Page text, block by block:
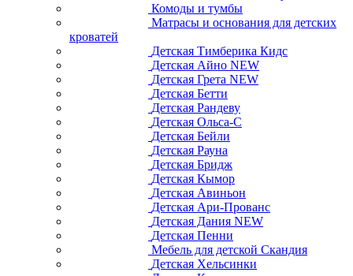
Комоды и тумбы
Матрасы и основания для детских
кроватей
Детская Тимберика Кидс
Детская Айно NEW
Детская Грета NEW
Детская Бетти
Детская Рандеву
Детская Ольса-С
Детская Бейли
Детская Рауна
Детская Бридж
Детская Кымор
Детская Авиньон
Детская Ари-Прованс
Детская Дания NEW
Детская Пенни
Мебель для детской Скандия
Детская Хельсинки